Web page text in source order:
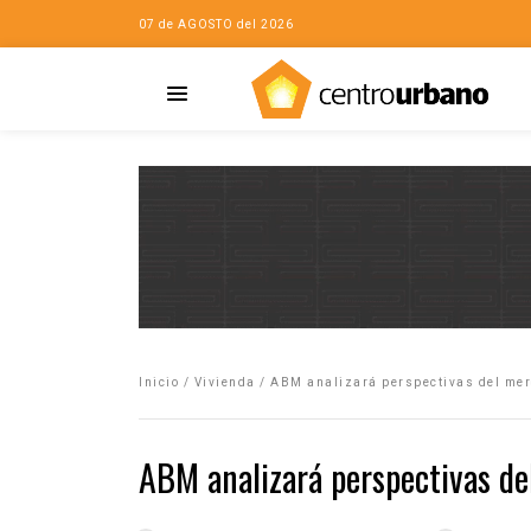
07 de AGOSTO del 2026
Inicio / Vivienda / ABM analizará perspectivas del
ABM analizará perspectivas